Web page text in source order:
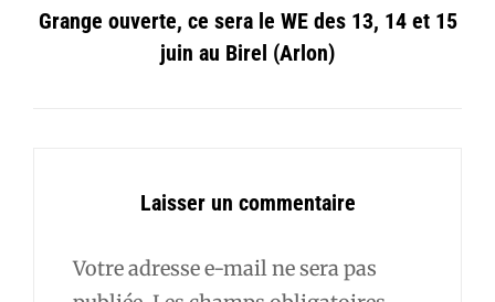
Grange ouverte, ce sera le WE des 13, 14 et 15
juin au Birel (Arlon)
Laisser un commentaire
Votre adresse e-mail ne sera pas